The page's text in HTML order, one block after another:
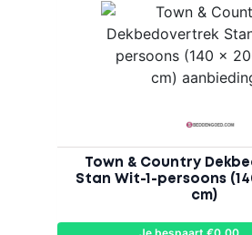
Town & Country
Stan Wit-1-persoons
cm)